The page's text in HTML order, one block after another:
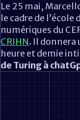
Le 25 mai,
le cadre de l’école
numériques du
CRIHN. Il donnera
heure et demie
de Turing à